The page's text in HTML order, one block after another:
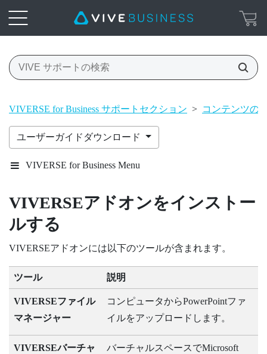
VIVERSE for Business サポートセクション > コンテンツの
ユーザーガイドダウンロード
VIVERSE for Business Menu
VIVERSEアドオンをインストー
ルする
VIVERSEアドオンには以下のツールが含まれます。
ツール 説明
VIVERSEファイル
マネージャー
コンピュータからPowerPointファ
イルをアップロードします。
VIVERSEバーチャ
バーチャルスペースでMicrosoft